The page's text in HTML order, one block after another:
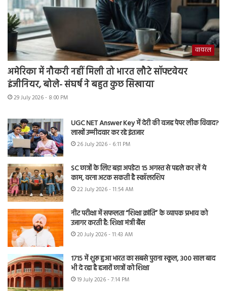
वायरल
अमेरिका में नौकरी नहीं मिली तो भारत लौटे सॉफ्टवेयर
इंजीनियर, बोले- संघर्ष ने बहुत कुछ सिखाया
29 July 2026 - 8:00 PM
UGC NET Answer Key में देरी की वजह पेपर लीक विवाद?
लाखों उम्मीदवार कर रहे इंतजार
26 July 2026 - 6:11 PM
SC छात्रों के लिए बड़ा अपडेट! 15 अगस्त से पहले कर लें ये
काम, वरना अटक सकती है स्कॉलरशिप
22 July 2026 - 11:54 AM
नीट परीक्षा में सफलता “शिक्षा क्रांति” के व्यापक प्रभाव को
उजागर करती है: शिक्षा मंत्री बैंस
20 July 2026 - 11:43 AM
1715 में शुरू हुआ भारत का सबसे पुराना स्कूल, 300 साल बाद
भी दे रहा है हजारों छात्रों को शिक्षा
19 July 2026 - 7:14 PM